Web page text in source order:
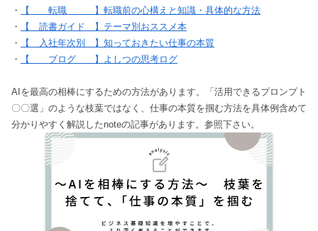
・
【 転職 】転職前の心構えと知識・具体的な方法
・
【 読書ガイド 】テーマ別おススメ本
・
【 入社年次別 】知っておきたい仕事の本質
・
【 ブログ 】よしつの思考ログ
AIを最高の相棒にするための方法があります。「活用できるプロンプト
〇〇選」のような枝葉ではなく、仕事の本質を掴む方法を具体例含めて
分かりやすく解説したnoteの記事があります。参照下さい。